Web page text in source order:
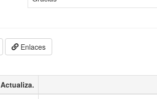
Enlaces
Actualiza.